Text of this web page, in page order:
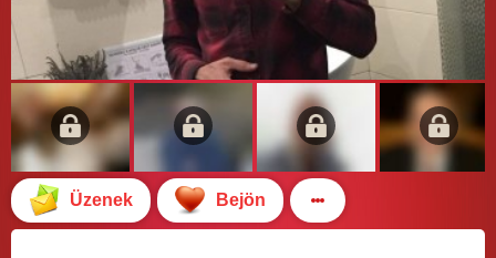
Üzenek Bejön